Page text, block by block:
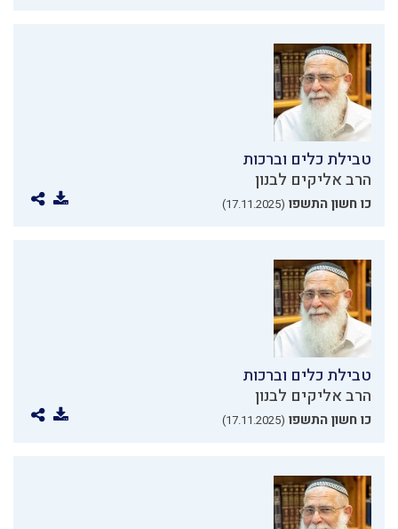
טבילת כלים וברכות
הרב אליקים לבנון
כו חשון התשפו (17.11.2025)
טבילת כלים וברכות
הרב אליקים לבנון
כו חשון התשפו (17.11.2025)